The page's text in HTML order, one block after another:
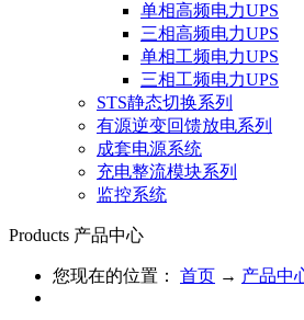
单相高频电力UPS
三相高频电力UPS
单相工频电力UPS
三相工频电力UPS
STS静态切换系列
有源逆变回馈放电系列
成套电源系统
充电整流模块系列
监控系统
Products 产品中心
您现在的位置： 首页 → 产品中